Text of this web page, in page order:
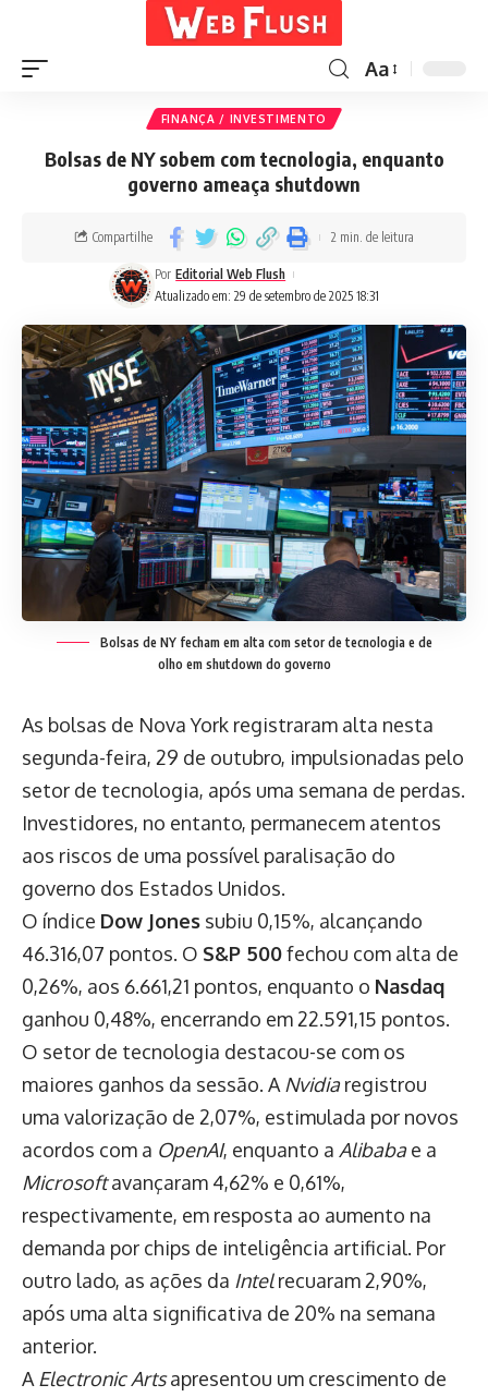
Aa
FINANÇA / INVESTIMENTO
Bolsas de NY sobem com tecnologia, enquanto
governo ameaça shutdown
Atualizado em: 29 de setembro de 2025 18:31
Por Editorial Web Flush
Compartilhe 2 min. de leitura
Bolsas de NY fecham em alta com setor de tecnologia e de
olho em shutdown do governo
As bolsas de Nova York registraram alta nesta
segunda-feira, 29 de outubro, impulsionadas pelo
setor de tecnologia, após uma semana de perdas.
Investidores, no entanto, permanecem atentos
aos riscos de uma possível paralisação do
governo dos Estados Unidos.
O índice Dow Jones subiu 0,15%, alcançando
46.316,07 pontos. O S&P 500fechou com alta de
0,26%, aos 6.661,21 pontos, enquanto o Nasdaq
ganhou 0,48%, encerrando em 22.591,15 pontos.
O setor de tecnologia destacou-se com os
maiores ganhos da sessão. A Nvidiaregistrou
uma valorização de 2,07%, estimulada por novos
acordos com a OpenAI, enquanto a Alibabae a
Microsoftavançaram 4,62% e 0,61%,
respectivamente, em resposta ao aumento na
demanda por chips de inteligência artificial. Por
outro lado, as ações da Intelrecuaram 2,90%,
após uma alta significativa de 20% na semana
anterior.
A Electronic Artsapresentou um crescimento de